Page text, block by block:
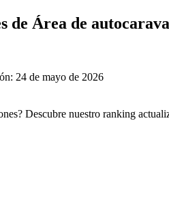
de Área de
24 de mayo de 2026
Descubre nuestro ranking